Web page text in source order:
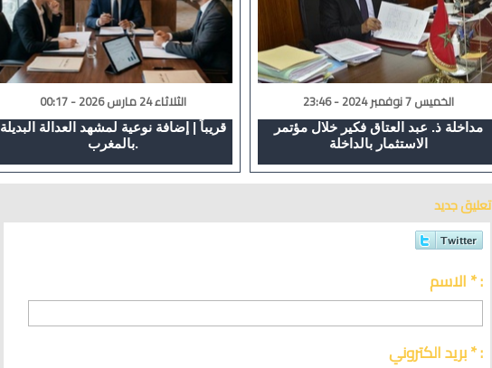
الثلاثاء 24 مارس 2026 - 00:17
قريباً | إضافة نوعية لمشهد العدالة البديلة
بالمغرب.
الخميس 7 نوفمبر 2024 - 23:46
مداخلة ذ. عبد العتاق فكير خلال مؤتمر
الاستثمار بالداخلة
تعليق جديد
الاسم * :
بريد الكتروني * :